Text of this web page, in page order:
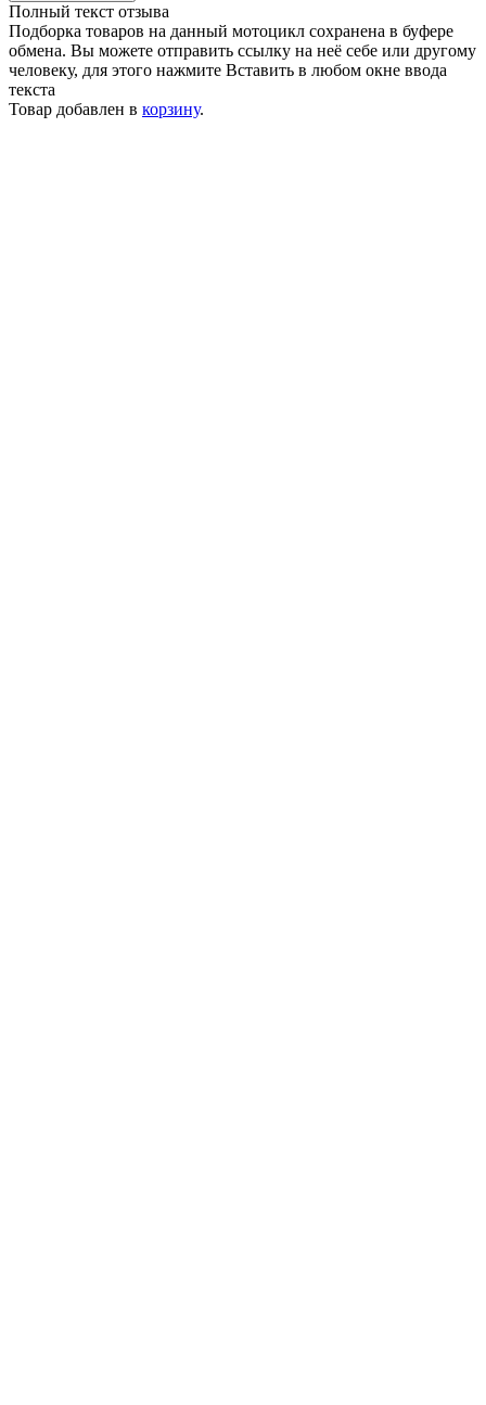
Полный текст отзыва
Подборка товаров на данный мотоцикл сохранена в буфере
обмена. Вы можете отправить ссылку на неё себе или другому
человеку, для этого нажмите Вставить в любом окне ввода
текста
Товар добавлен в корзину.